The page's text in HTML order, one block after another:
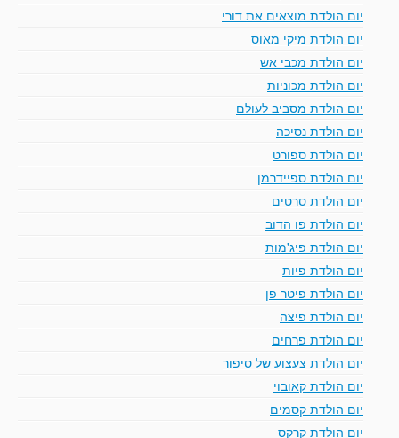
יום הולדת מוצאים את דורי
יום הולדת מיקי מאוס
יום הולדת מכבי אש
יום הולדת מכוניות
יום הולדת מסביב לעולם
יום הולדת נסיכה
יום הולדת ספורט
יום הולדת ספיידרמן
יום הולדת סרטים
יום הולדת פו הדוב
יום הולדת פיג'מות
יום הולדת פיות
יום הולדת פיטר פן
יום הולדת פיצה
יום הולדת פרחים
יום הולדת צעצוע של סיפור
יום הולדת קאובוי
יום הולדת קסמים
יום הולדת קרקס